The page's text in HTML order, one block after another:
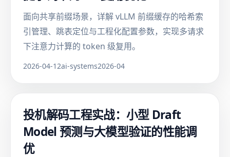
面向共享前缀场景，详解 vLLM 前缀缓存的哈希索
引管理、跳表定位与工程化配置参数，实现多请求
下注意力计算的 token 级复用。
2026-04-12ai-systems2026-04
投机解码工程实战：小型 Draft
Model 预测与大模型验证的性能调
优